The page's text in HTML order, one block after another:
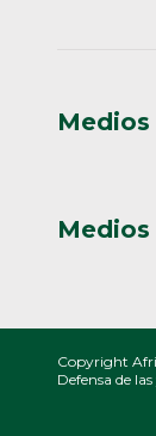
Copyright
Defensa de